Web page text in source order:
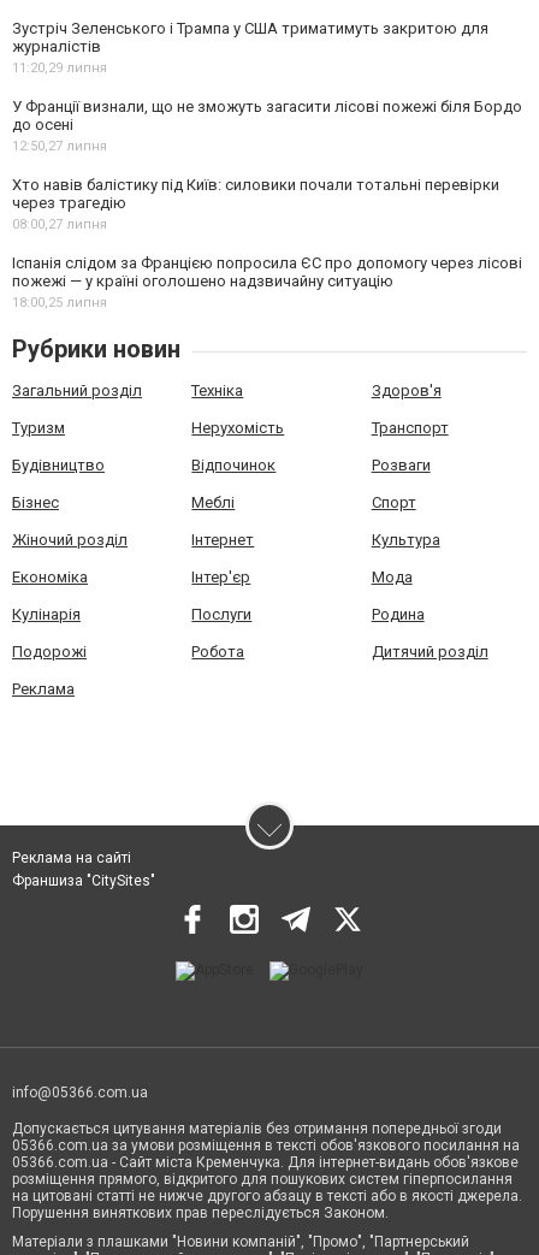
Зустріч Зеленського і Трампа у США триматимуть закритою для
журналістів
11:20,29 липня
У Франції визнали, що не зможуть загасити лісові пожежі біля Бордо
до осені
12:50,27 липня
Хто навів балістику під Київ: силовики почали тотальні перевірки
через трагедію
08:00,27 липня
Іспанія слідом за Францією попросила ЄС про допомогу через лісові
пожежі — у країні оголошено надзвичайну ситуацію
18:00,25 липня
Рубрики новин
Загальний розділ Техніка Здоров'я
Туризм Нерухомість Транспорт
Будівництво Відпочинок Розваги
Бізнес Меблі Спорт
Жіночий розділ Інтернет Культура
Економіка Інтер'єр Мода
Кулінарія Послуги Родина
Подорожі Робота Дитячий розділ
Реклама
Реклама на сайті
Франшиза "CitySites"
info@05366.com.ua
Допускається цитування матеріалів без отримання попередньої згоди
05366.com.ua за умови розміщення в тексті обов'язкового посилання на
05366.com.ua - Сайт міста Кременчука. Для інтернет-видань обов'язкове
розміщення прямого, відкритого для пошукових систем гіперпосилання
на цитовані статті не нижче другого абзацу в тексті або в якості джерела.
Порушення виняткових прав переслідується Законом.
Матеріали з плашками "Новини компаній", "Промо", "Партнерський